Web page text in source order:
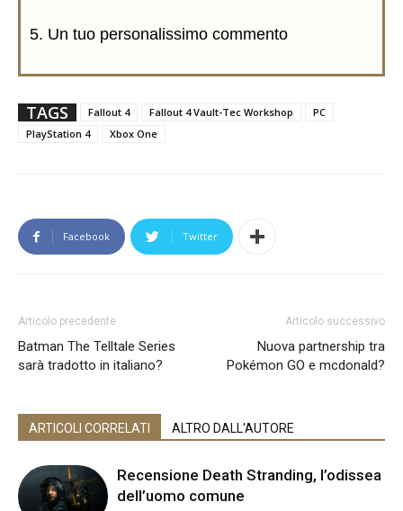
5. Un tuo personalissimo commento
TAGS Fallout 4 Fallout 4 Vault-Tec Workshop
PC
PlayStation 4
Xbox One
Facebook Twitter
Articolo precedente
Batman The Telltale Series
sarà tradotto in italiano?
Articolo successivo
Nuova partnership tra
Pokémon GO e mcdonald?
ARTICOLI CORRELATI ALTRO DALL'AUTORE
Recensione Death Stranding, l’odissea
dell’uomo comune